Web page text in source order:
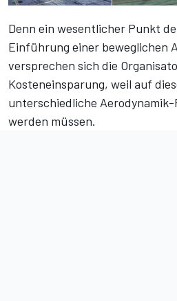
Denn ein wesentlicher Punkt
Einführung einer beweglichen
versprechen sich die
Kosteneinsparung, weil auf
unterschiedliche
werden müssen.